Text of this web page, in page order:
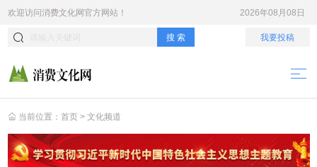
欢迎访问消费文化网官方网站！ 2026年08月08日
搜 索 我要投稿
当前位置： 首页 > 文化频道